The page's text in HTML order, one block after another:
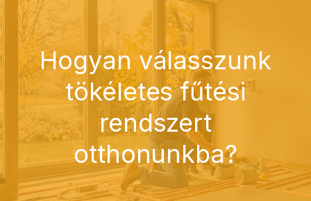
Hogyan válasszunk
tökéletes fűtési
rendszert
otthonunkba?